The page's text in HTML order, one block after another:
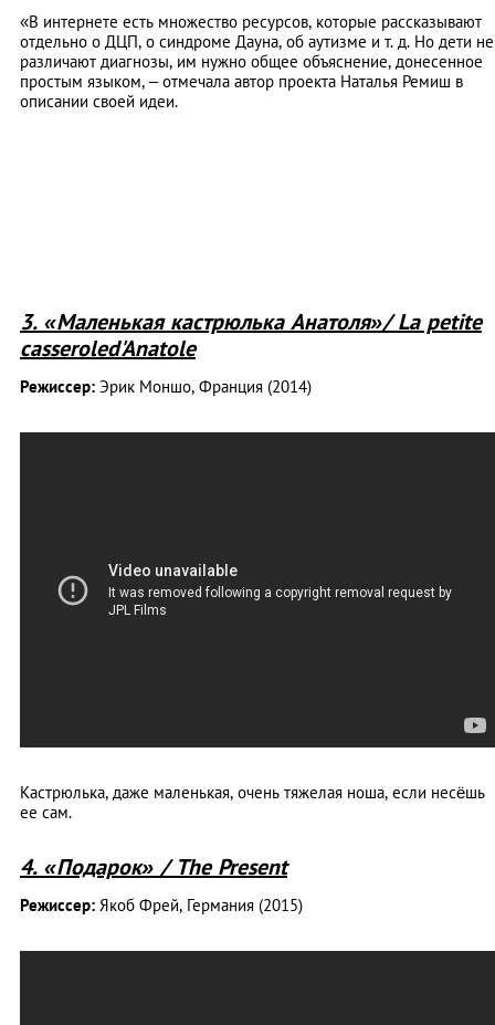
«В интернете есть множество ресурсов, которые рассказывают
отдельно о ДЦП, о синдроме Дауна, об аутизме и т. д. Но дети не
различают диагнозы, им нужно общее объяснение, донесенное
простым языком, – отмечала автор проекта Наталья Ремиш в
описании своей идеи.
3. «Маленькая кастрюлька Анатоля»/ La petite
casseroled'Anatole
Режиссер: Эрик Моншо, Франция (2014)
Кастрюлька, даже маленькая, очень тяжелая ноша, если несёшь
ее сам.
4. «Подарок» / The Present
Режиссер: Якоб Фрей, Германия (2015)